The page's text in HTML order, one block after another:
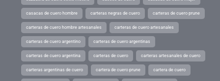
casacas de cuero hombre carteras negras de cuero carteras de cuero prune
carteras de cuero hombre artesanales carteras de cuero artesanales
carteras de cuero argentino carteras de cuero argentinas
carteras de cuero argentina carteras de cuero carteras artesanales de cuero
carteras argentinas de cuero cartera de cuero prune cartera de cuero